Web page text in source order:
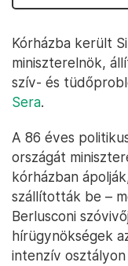
Kórházba került
miniszterelnök,
szív- és
Sera.
A 86 éves
országát
kórházban
szállították be –
Berlusconi
hírügynökségek
intenzív